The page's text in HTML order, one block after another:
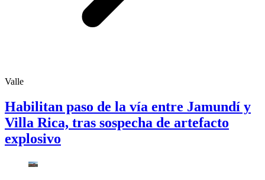
Valle
Habilitan paso de la vía entre Jamundí y
Villa Rica, tras sospecha de artefacto
explosivo